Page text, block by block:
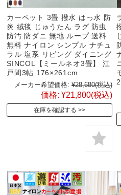
カーペット 3畳 撥水 はっ水 防
炎 絨毯 じゅうたん ラグ 防虫
防汚 防ダニ 無地 ループ 送料
無料 ナイロン シンプル ナチュ
ラル 塩系 リビング ダイニング
SINCOL【ミールネオ3畳】 江
戸間3帖 176×261cm
メーカー希望価格: ¥28,680(税込)
価格: ¥21,800(税込)
在庫を確認する